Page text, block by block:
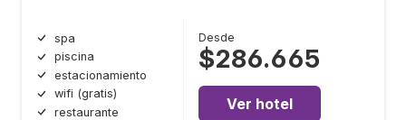
spa
piscina
estacionamiento
wifi (gratis)
restaurante
Desde
$286.665
Ver hotel